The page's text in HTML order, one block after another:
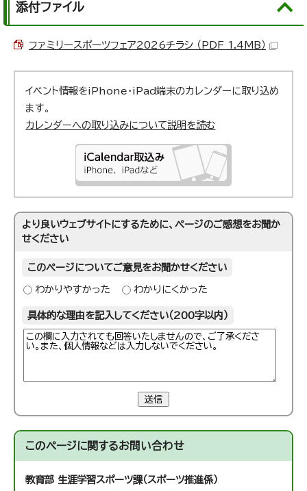
添付ファイル
ファミリースポーツフェア2026チラシ （PDF 1.4MB）
イベント情報をiPhone・iPad端末のカレンダーに取り込め
ます。
カレンダーへの取り込みについて説明を読む
より良いウェブサイトにするために、ページのご感想をお聞か
せください
このページについてご意見をお聞かせください
わかりやすかった わかりにくかった
具体的な理由を記入してください（200字以内）
送信
このページに関するお問い合わせ
教育部 生涯学習スポーツ課（スポーツ推進係）